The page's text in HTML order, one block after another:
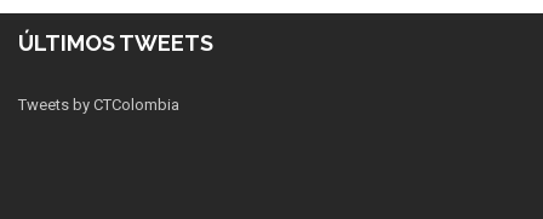
ÚLTIMOS TWEETS
Tweets by CTColombia